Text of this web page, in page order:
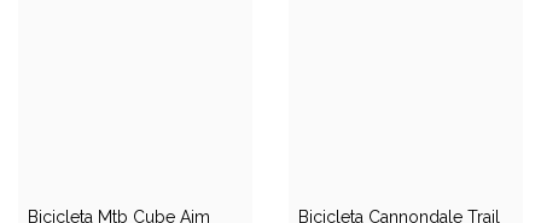
Bicicleta Mtb Cube Aim
Bicicleta Cannondale Trail